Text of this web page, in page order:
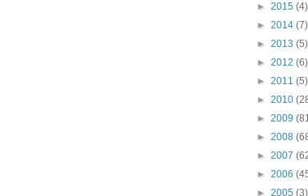
► 2015 (4)
► 2014 (7)
► 2013 (5)
► 2012 (6)
► 2011 (5)
► 2010
► 2009
► 2008
► 2007
► 2006
► 2005 (3)